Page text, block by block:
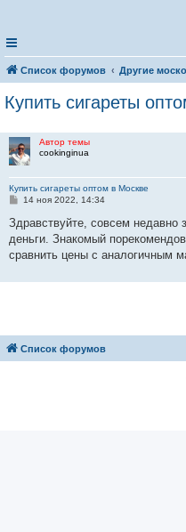
Список форумов Другие
Купить сигареты
Автор темы
cookinginua
Купить сигареты оптом в Москве
С
о
б
щ
е
е
14 ноя 2022, 14:34
Здравствуйте, совсем недавно
деньги. Знакомый
сравнить цены с аналогичным
Список форумов